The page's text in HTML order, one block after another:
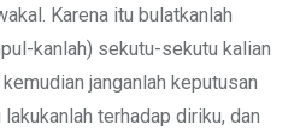
Karena itu bulatkanlah
kanlah) sekutu-sekutu kalian
janganlah keputusan
terhadap diriku, dan